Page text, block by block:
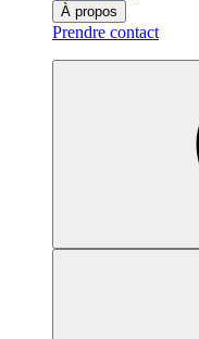
À propos
Prendre contact